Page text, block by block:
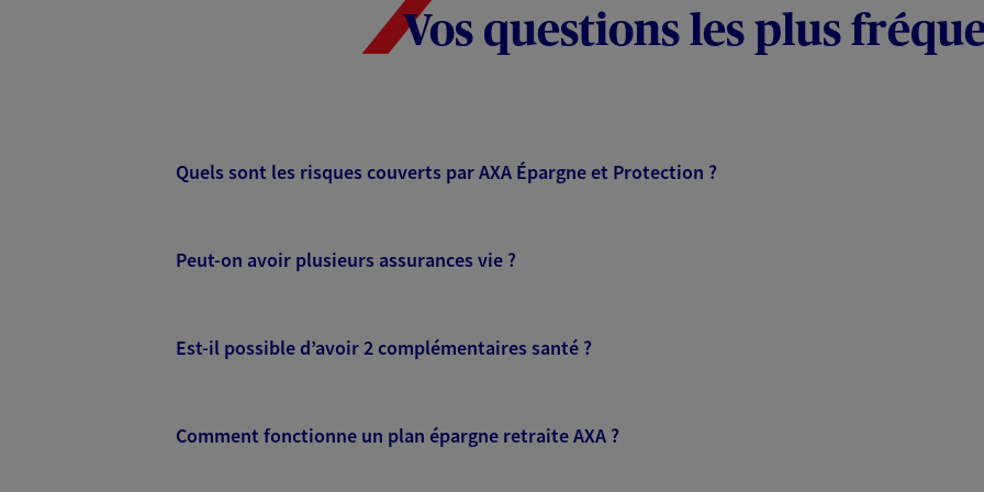
Vos questions les plus
Quels sont les risques couverts par AXA Épargne et Protection ?
Peut-on avoir plusieurs assurances vie ?
Est-il possible d’avoir 2 complémentaires santé ?
Comment fonctionne un plan épargne retraite AXA ?